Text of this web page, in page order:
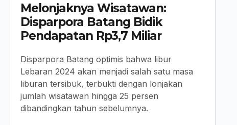
Melonjaknya Wisatawan:
Disparpora Batang Bidik
Pendapatan Rp3,7 Miliar
Disparpora Batang optimis bahwa libur
Lebaran 2024 akan menjadi salah satu masa
liburan tersibuk, terbukti dengan lonjakan
jumlah wisatawan hingga 25 persen
dibandingkan tahun sebelumnya.